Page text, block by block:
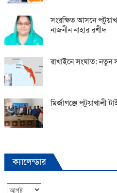
সংরক্ষিত আসনে
নাজনীন নাহার রশীদ
রাখাইনে সংঘাত: নতুন
মির্জাগঞ্জে পটুয়াখালী
ক্যালেন্ডার